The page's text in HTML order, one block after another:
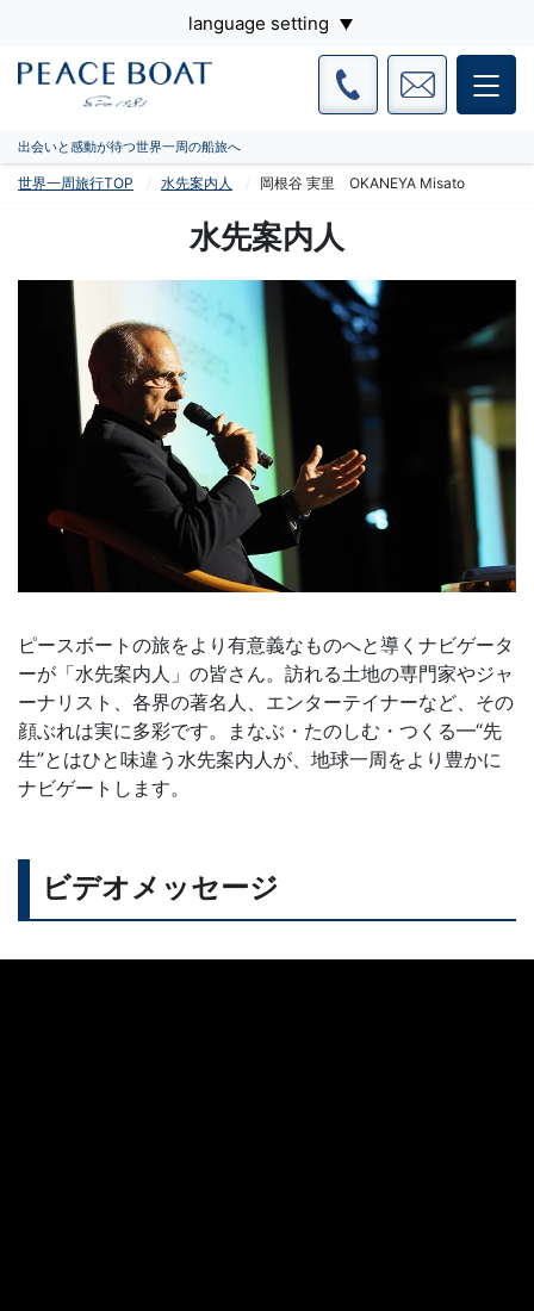
language setting
出会いと感動が待つ世界一周の船旅へ
世界一周旅行TOP 水先案内人 岡根谷 実里 OKANEYA Misato
水先案内人
ピースボートの旅をより有意義なものへと導くナビゲータ
ーが「水先案内人」の皆さん。訪れる土地の専門家やジャ
ーナリスト、各界の著名人、エンターテイナーなど、その
顔ぶれは実に多彩です。まなぶ・たのしむ・つくる━“先
生”とはひと味違う水先案内人が、地球一周をより豊かに
ナビゲートします。
ビデオメッセージ